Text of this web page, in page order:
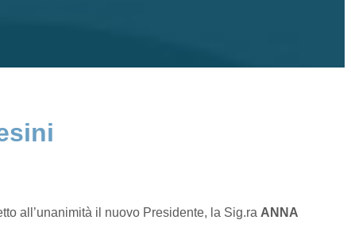
all’unanimità il nuovo Presidente, la Sig.ra ANNA